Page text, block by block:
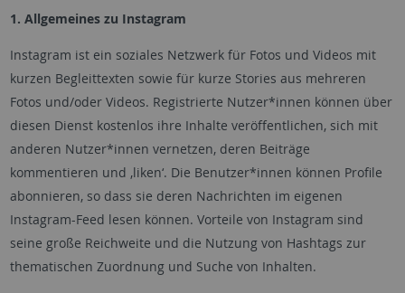
1. Allgemeines zu Instagram
Instagram ist ein soziales Netzwerk für Fotos und Videos mit
kurzen Begleittexten sowie für kurze Stories aus mehreren
Fotos und/oder Videos. Registrierte Nutzer*innen können über
diesen Dienst kostenlos ihre Inhalte veröffentlichen, sich mit
anderen Nutzer*innen vernetzen, deren Beiträge
kommentieren und ‚liken‘. Die Benutzer*innen können Profile
abonnieren, so dass sie deren Nachrichten im eigenen
Instagram-Feed lesen können. Vorteile von Instagram sind
seine große Reichweite und die Nutzung von Hashtags zur
thematischen Zuordnung und Suche von Inhalten.